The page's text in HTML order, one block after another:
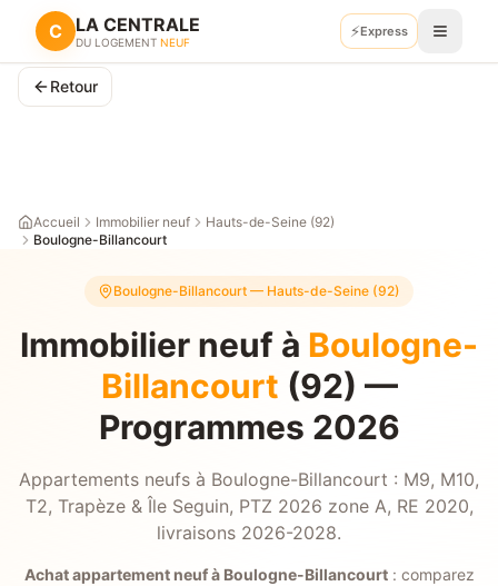
Retour
C LA CENTRALE
DU LOGEMENT NEUF
⚡Express
Retour
Accueil Immobilier neuf
Hauts-de-Seine (92)
Boulogne-Billancourt
Boulogne-Billancourt — Hauts-de-Seine (92)
Immobilier neuf à Boulogne-
Billancourt (92) —
Programmes 2026
Appartements neufs à Boulogne-Billancourt : M9, M10,
T2, Trapèze & Île Seguin, PTZ 2026 zone A, RE 2020,
livraisons 2026-2028.
Achat appartement neuf à Boulogne-Billancourt: comparez
Recevoir mes plans